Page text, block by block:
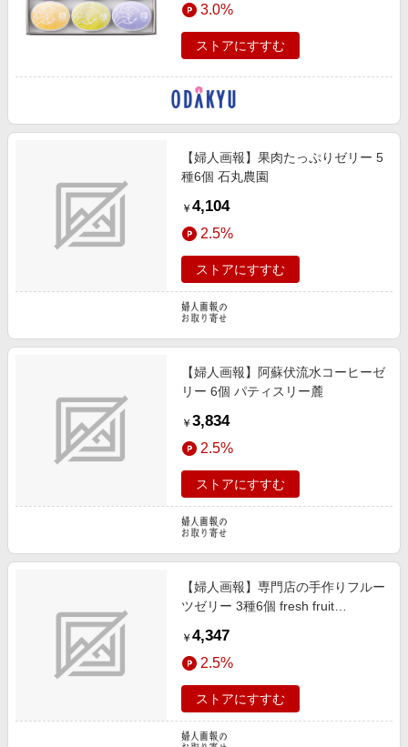
3.0%
ストアにすすむ
【婦人画報】果肉たっぷりゼリー 5
種6個 石丸農園
￥ 4,104
2.5%
ストアにすすむ
【婦人画報】阿蘇伏流水コーヒーゼ
リー 6個 パティスリー麓
￥ 3,834
2.5%
ストアにすすむ
【婦人画報】専門店の手作りフルー
ツゼリー 3種6個 fresh fruit
￥ 4,347
2.5%
ストアにすすむ